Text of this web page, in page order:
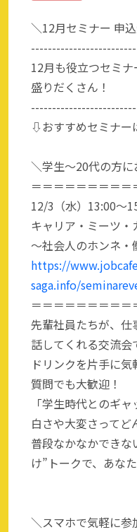
＼12月セミナー 申
12月も役立つセミナ
盛りだくさん！
⇩おすすめセミナ
＼学生～20代の方
＝＝＝＝＝＝＝＝＝
12/3（水）13:00～
キャリア・ミーツ・
～社会人のホンネ・
https://
saga.info/
＝＝＝＝＝＝＝＝＝
先輩社員たちが、仕
話してくれる交流会
ドリンクを片手に
質問でも大歓迎！
「学生時代とのギ
白さや大変さってど
普段なかなかできな
け”トークで、あな
＼スマホで気軽に参